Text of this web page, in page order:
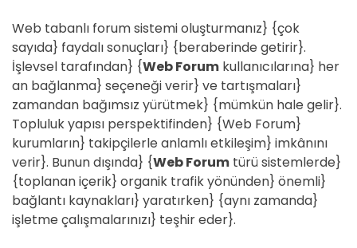
Web tabanlı forum sistemi oluşturmanız} {çok
sayıda} faydalı sonuçları} {beraberinde getirir}.
İşlevsel tarafından} {Web Forum kullanıcılarına} her
an bağlanma} seçeneği verir} ve tartışmaları}
zamandan bağımsız yürütmek} {mümkün hale gelir}.
Topluluk yapısı perspektifinden} {Web Forum}
kurumların} takipçilerle anlamlı etkileşim} imkânını
verir}. Bunun dışında} {Web Forum türü sistemlerde}
{toplanan içerik} organik trafik yönünden} önemli}
bağlantı kaynakları} yaratırken} {aynı zamanda}
işletme çalışmalarınızı} teşhir eder}.